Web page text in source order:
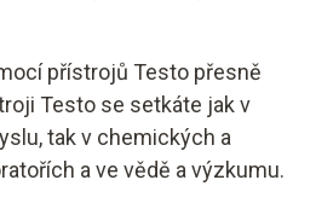
přístrojů Testo přesně
Testo se setkáte jak v
tak v chemických a
a ve vědě a výzkumu.